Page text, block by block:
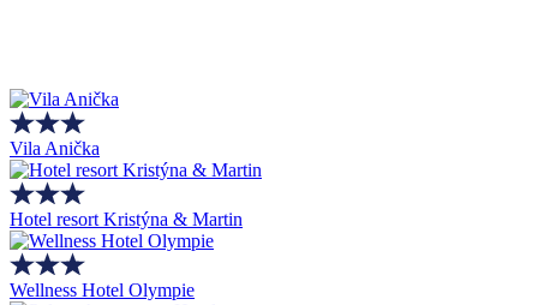
Vila Anička
Hotel resort Kristýna & Martin
Wellness Hotel Olympie